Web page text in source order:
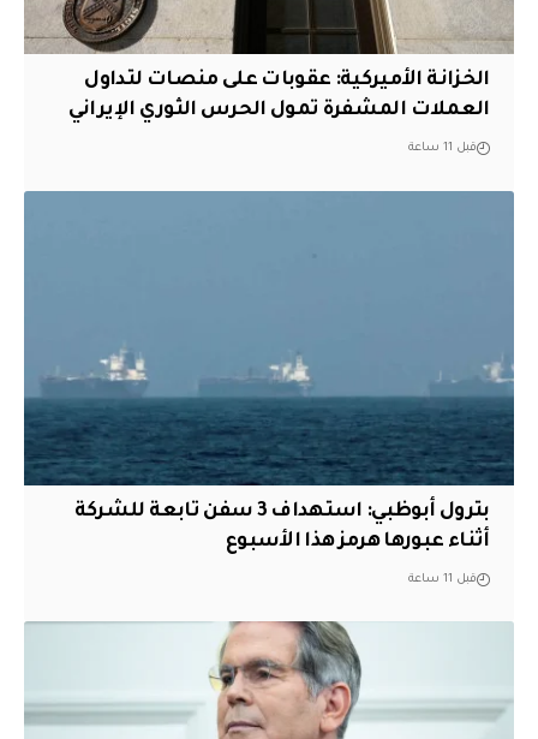
الخزانة الأميركية: عقوبات على منصات لتداول
العملات المشفرة تمول الحرس الثوري الإيراني
قبل 11 ساعة
بترول أبوظبي: استهداف 3 سفن تابعة للشركة
أثناء عبورها هرمز هذا الأسبوع
قبل 11 ساعة